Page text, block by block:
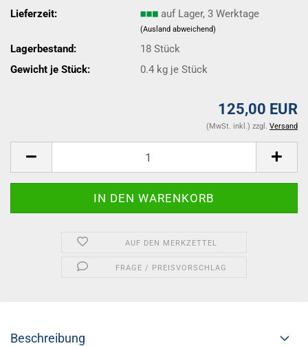
Lieferzeit:
auf Lager, 3 Werktage
(Ausland abweichend)
Lagerbestand: 18Stück
Gewicht je Stück:
0.4 kg je Stück
125,00 EUR
(MwSt. inkl.) zzgl. Versand
AUF DEN MERKZETTEL
FRAGE / PREISVORSCHLAG
Beschreibung